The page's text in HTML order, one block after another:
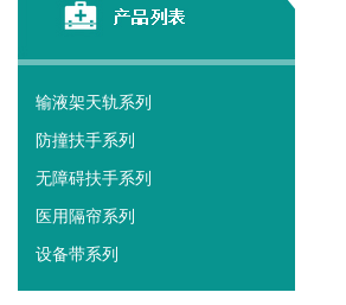
输液架天轨系列
防撞扶手系列
无障碍扶手系列
医用隔帘系列
设备带系列